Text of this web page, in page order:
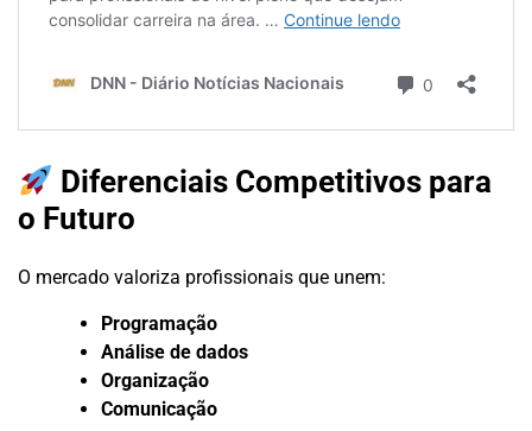
Diferenciais Competitivos para
o Futuro
O mercado valoriza profissionais que unem:
Programação
Análise de dados
Organização
Comunicação